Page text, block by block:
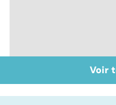
Muscler ses
pour retrouver
Voir